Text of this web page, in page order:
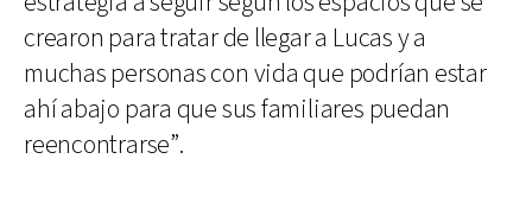
crearon para tratar de llegar a Lucas y a
muchas personas con vida que podrían estar
ahí abajo para que sus familiares puedan
reencontrarse”.